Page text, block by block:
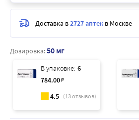
Дозировка:50 мг
В упаковке: 6
784.00₽
4.5 (13отзывов)
Доставка в2727 аптек в Москве